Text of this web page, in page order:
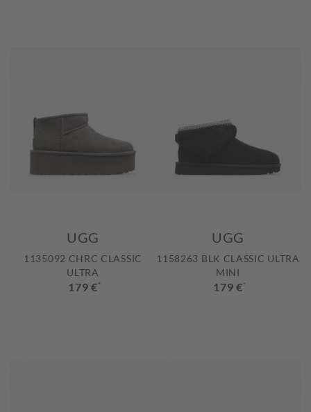
UGG
1135092 CHRC CLASSIC
ULTRA
179 €*
UGG
1158263 BLK CLASSIC ULTRA
MINI
179 €*